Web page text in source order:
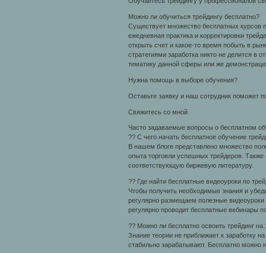
Можно ли обучиться трейдингу бесплатно?
Существует множество бесплатных курсов
ежедневная практика и корректировки
открыть счет и какое-то время побыть в
стратегиями заработка никто не делится в
тематику данной сферы или же
Нужна помощь в выборе обучения?
Оставьте заявку и наш сотрудник поможет
Свяжитесь со мной
Часто задаваемые вопросы о бесплатном
?? С чего начать бесплатное обучение
В нашем блоге представлено множество
опыта торговли успешных трейдеров.
соответствующую биржевую литературу.
?? Где найти бесплатные видеоуроки по
Чтобы получить необходимые знания и
регулярно размещаем полезные видеоуроки
регулярно проводит бесплатные вебинары
?? Можно ли бесплатно освоить трейдинг на
Знание теории не приближает к заработку
стабильно зарабатывают. Бесплатно можно